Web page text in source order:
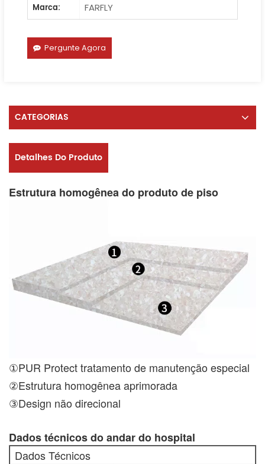
Marca:
FARFLY
Pergunte Agora
CATEGORIAS
Detalhes Do Produto
Estrutura homogênea do produto de piso
①PUR Protect tratamento de manutenção especial
②Estrutura homogênea aprimorada
③Design não direcional
Dados técnicos do andar do hospital
Dados Técnicos